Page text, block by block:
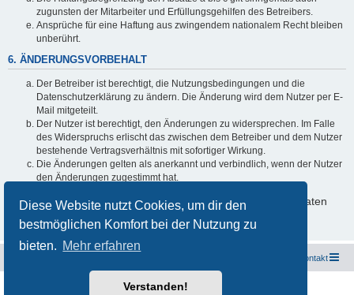
Diese Website nutzt Cookies, um dir den
bestmöglichen Komfort bei der Nutzung zu
bieten. Mehr erfahren
Verstanden!
zugunsten der Mitarbeiter und Erfüllungsgehilfen des Betreibers.
Ansprüche für eine Haftung aus zwingendem nationalem Recht bleiben
unberührt.
6. ÄNDERUNGSVORBEHALT
Der Betreiber ist berechtigt, die Nutzungsbedingungen und die
Datenschutzerklärung zu ändern. Die Änderung wird dem Nutzer per E-
Mail mitgeteilt.
Der Nutzer ist berechtigt, den Änderungen zu widersprechen. Im Falle
des Widerspruchs erlischt das zwischen dem Betreiber und dem Nutzer
bestehende Vertragsverhältnis mit sofortiger Wirkung.
Die Änderungen gelten als anerkannt und verbindlich, wenn der Nutzer
den Änderungen zugestimmt hat.
Informationen über den Umgang mit deinen persönlichen Daten
sind in der Datenschutzerklärung enthalten.
Kontakt
phpBB® Forum Software © phpBB Limited